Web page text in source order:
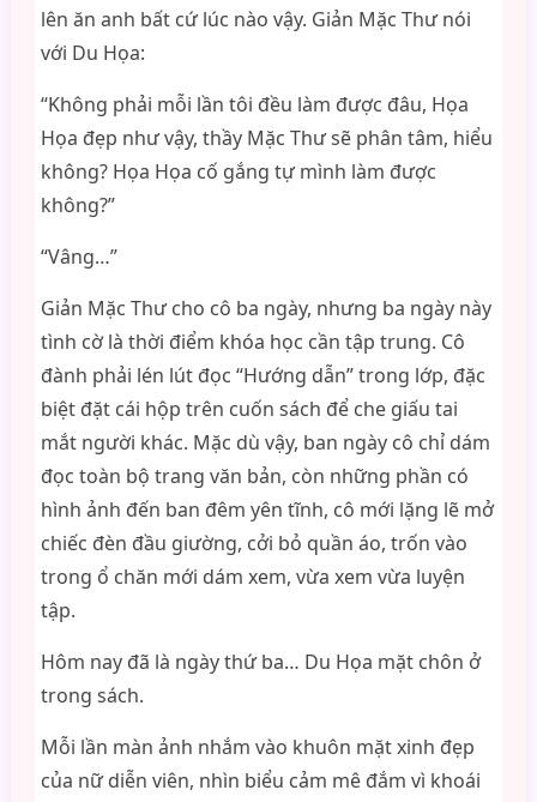
lên ăn anh bất cứ lúc nào vậy. Giản Mặc Thư nói
với Du Họa:
“Không phải mỗi lần tôi đều làm được đâu, Họa
Họa đẹp như vậy, thầy Mặc Thư sẽ phân tâm, hiểu
không? Họa Họa cố gắng tự mình làm được
không?”
“Vâng…”
Giản Mặc Thư cho cô ba ngày, nhưng ba ngày này
tình cờ là thời điểm khóa học cần tập trung. Cô
đành phải lén lút đọc “Hướng dẫn” trong lớp, đặc
biệt đặt cái hộp trên cuốn sách để che giấu tai
mắt người khác. Mặc dù vậy, ban ngày cô chỉ dám
đọc toàn bộ trang văn bản, còn những phần có
hình ảnh đến ban đêm yên tĩnh, cô mới lặng lẽ mở
chiếc đèn đầu giường, cởi bỏ quần áo, trốn vào
trong ổ chăn mới dám xem, vừa xem vừa luyện
tập.
Hôm nay đã là ngày thứ ba… Du Họa mặt chôn ở
trong sách.
Mỗi lần màn ảnh nhắm vào khuôn mặt xinh đẹp
của nữ diễn viên, nhìn biểu cảm mê đắm vì khoái